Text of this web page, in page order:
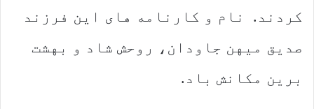
کردند. نام و کارنامه های این فرزند
صدیق میهن جاودان،‌ روحش شاد و بهشت
برین مکانش باد.